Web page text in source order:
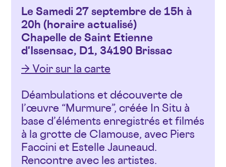
Le Samedi 27 septembre de 15h à
20h (horaire actualisé)
Chapelle de Saint Etienne
d'Issensac, D1, 34190 Brissac
→ Voir sur la carte
Déambulations et découverte de
l’œuvre “Murmure”, créée In Situ à
base d’éléments enregistrés et filmés
à la grotte de Clamouse, avec Piers
Faccini et Estelle Jauneaud.
Rencontre avec les artistes.